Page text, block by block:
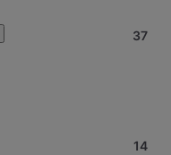
37
14